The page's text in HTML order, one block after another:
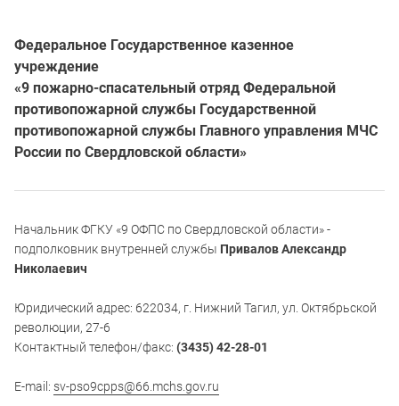
Федеральное Государственное казенное
учреждение
«9 пожарно-спасательный отряд Федеральной
противопожарной службы Государственной
противопожарной службы Главного управления МЧС
России по Свердловской области»
Начальник ФГКУ «9 ОФПС по Свердловской области» -
подполковник внутренней службы Привалов Александр
Николаевич
Юридический адрес: 622034, г. Нижний Тагил, ул. Октябрьской
революции, 27-6
Контактный телефон/факс: (3435) 42-28-01
E-mail: sv-pso9cpps@66.mchs.gov.ru